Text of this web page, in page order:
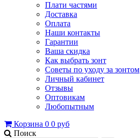
Плати частями
Доставка
Оплата
Наши контакты
Гарантии
Ваша скидка
Как выбрать зонт
Советы по уходу за зонтом
Личный кабинет
Отзывы
Оптовикам
Любопытным
Корзина 0 0 руб
Поиск